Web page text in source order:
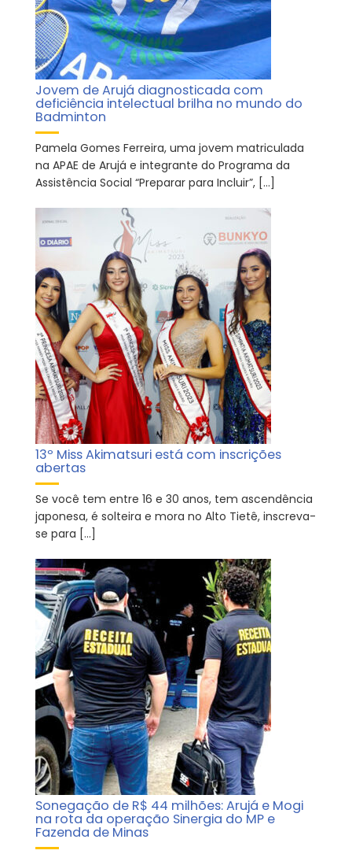
Jovem de Arujá diagnosticada com
deficiência intelectual brilha no mundo do
Badminton
Pamela Gomes Ferreira, uma jovem matriculada
na APAE de Arujá e integrante do Programa da
Assistência Social “Preparar para Incluir”, […]
13º Miss Akimatsuri está com inscrições
abertas
Se você tem entre 16 e 30 anos, tem ascendência
japonesa, é solteira e mora no Alto Tietê, inscreva-
se para […]
Sonegação de R$ 44 milhões: Arujá e Mogi
na rota da operação Sinergia do MP e
Fazenda de Minas